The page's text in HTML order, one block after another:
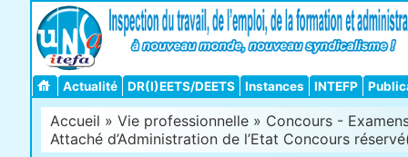
Actualité DR(I)EETS/DEETS Instances INTEFP
Accueil » Vie professionnelle » Concours -
Attaché d’Administration de l’Etat Concours